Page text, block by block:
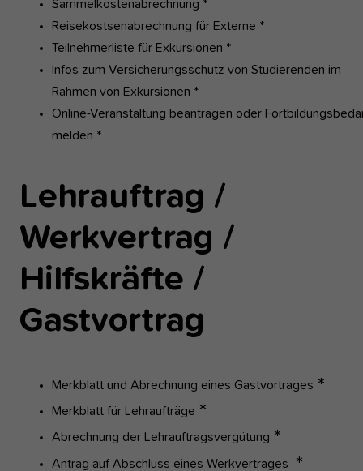
Sammelkostenabrechnung *
Reisekostsenabrechnung für Externe *
Teilnehmerliste für Exkursionen *
Infos zum Versicherungsschutz von Studierenden im
Rahmen von Exkursionen *
Online-Veranstaltung beantragen oder
melden *
Lehrauftrag /
Werkvertrag /
Hilfskräfte /
Gastvortrag
Merkblatt und Abrechnung eines Gastvortrages ∗
Merkblatt für Lehraufträge ∗
Abrechnung der Lehrauftragsvergütung ∗
Antrag auf Abschluss eines Werkvertrages ∗